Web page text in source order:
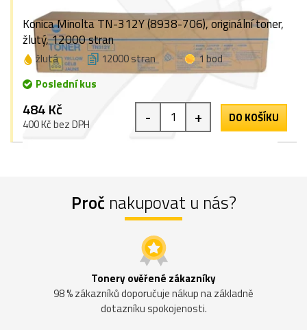
Konica Minolta TN-312Y (8938-706), originální toner,
žlutý, 12000 stran
žlutá 12000 stran
1 bod
Poslední kus
484 Kč
400 Kč bez DPH - + DO KOŠÍKU
Proč nakupovat u nás?
Tonery ověřené zákazníky
98 % zákazníků doporučuje nákup na základně
dotazníku spokojenosti.